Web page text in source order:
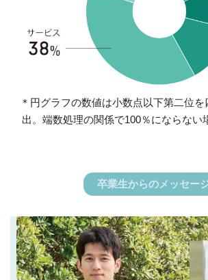
＊円グラフの数値は小数点以下第二位
出。 端数処理の関係で100％にならない
卒業生からのメッセー